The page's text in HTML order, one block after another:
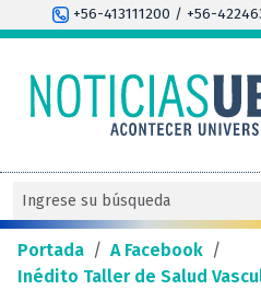
+56-413111200 / +56-
Portada / A Facebook /
Inédito Taller de Salud